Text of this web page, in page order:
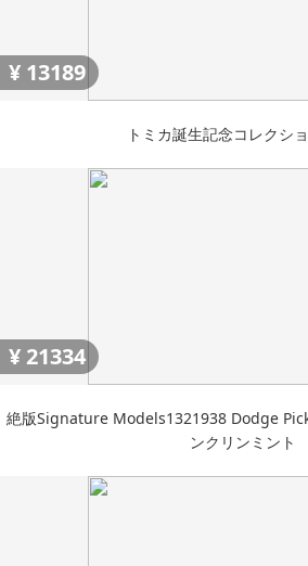
¥ 13189
トミカ誕生記念コレクシ
¥ 21334
絶版Signature Models1321938 Dodge
ンクリンミント